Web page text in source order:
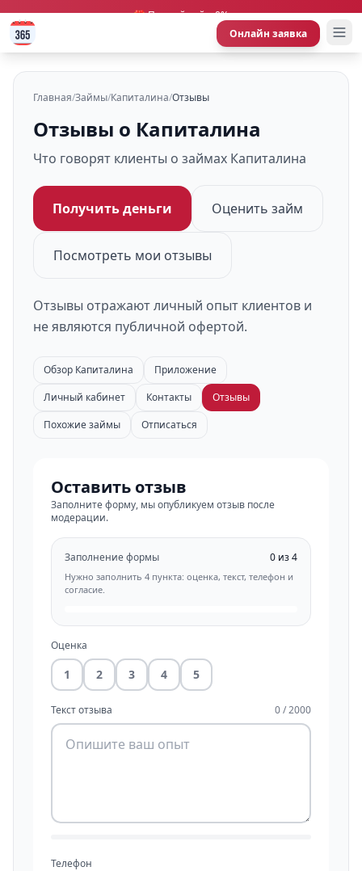
🎁 Первый займ 0%
Онлайн заявка
Главная/Займы/Капиталина/Отзывы
Отзывы о Капиталина
Что говорят клиенты о займах Капиталина
Получить деньги Оценить займ
Посмотреть мои отзывы
Отзывы отражают личный опыт клиентов и
не являются публичной офертой.
Обзор Капиталина
Приложение
Личный кабинет
Контакты
Отзывы
Похожие займы
Отписаться
Оставить отзыв
Заполните форму, мы опубликуем отзыв после
модерации.
Заполнение формы 0 из 4
Нужно заполнить 4 пункта: оценка, текст, телефон и
согласие.
Оценка
1 2 3 4 5
Текст отзыва 0 / 2000
Телефон